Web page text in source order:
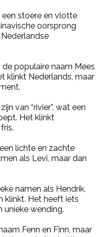
een stoere en vlotte
oorsprong
populaire naam Mees
klinkt Nederlands, maar
van “rivier”, wat een
Het klinkt
lichte en zachte
als Levi, maar dan
namen als Hendrik,
klinkt. Het heeft iets
unieke wending.
Fenn en Finn, maar